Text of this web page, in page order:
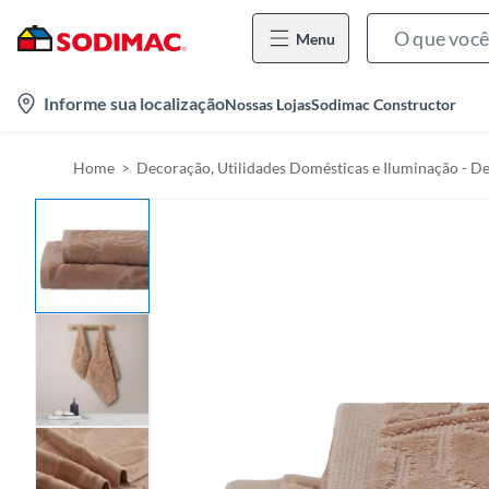
Menu
Informe sua localizaçãoNossas LojasSodimac Constructor
Home Decoração, Utilidades Domésticas e Iluminação -